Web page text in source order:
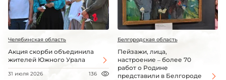
Челябинская область
Акция скорби объединила
жителей Южного Урала
31 июля 2026 136
Белгородская область
Пейзажи, лица,
настроение – более 70
работ о Родине
представили в Белгороде